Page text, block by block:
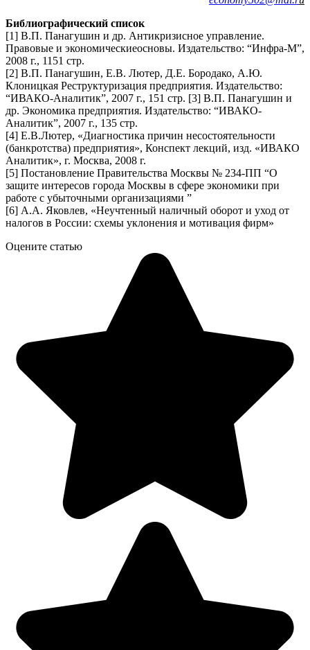
Библиографический список
[1] В.П. Панагушин и др. Антикризисное управление.
Правовые и экономическиеосновы. Издательство: “Инфра-М”,
2008 г., 1151 стр.
[2] В.П. Панагушин, Е.В. Лютер, Д.Е. Бородако, А.Ю.
Клоницкая Реструктуризация предприятия. Издательство:
“ИВАКО-Аналитик”, 2007 г., 151 стр. [3] В.П. Панагушин и
др. Экономика предприятия. Издательство: “ИВАКО-
Аналитик”, 2007 г., 135 стр.
[4] Е.В.Лютер, «Диагностика причин несостоятельности
(банкротства) предприятия», Конспект лекций, изд. «ИВАКО
Аналитик», г. Москва, 2008 г.
[5] Постановление Правительства Москвы № 234-ПП “О
защите интересов города Москвы в сфере экономики при
работе с убыточными организациями ”
[6] А.А. Яковлев, «Неучтенный наличный оборот и уход от
налогов в России: схемы уклонения и мотивация фирм»
Оцените статью